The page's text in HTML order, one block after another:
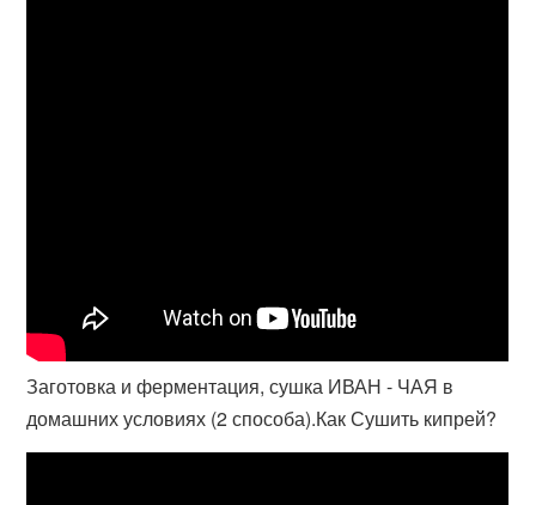
Заготовка и ферментация, сушка ИВАН - ЧАЯ в
домашних условиях (2 способа).Как Сушить кипрей?